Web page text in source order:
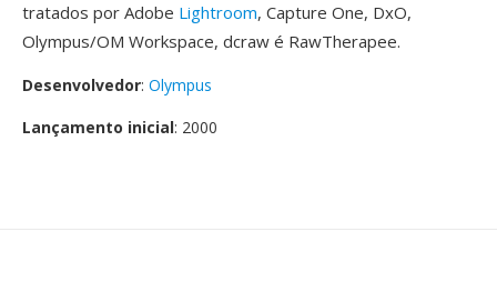
tratados por Adobe Lightroom, Capture One, DxO,
Olympus/OM Workspace, dcraw é RawTherapee.
Desenvolvedor: Olympus
Lançamento inicial: 2000